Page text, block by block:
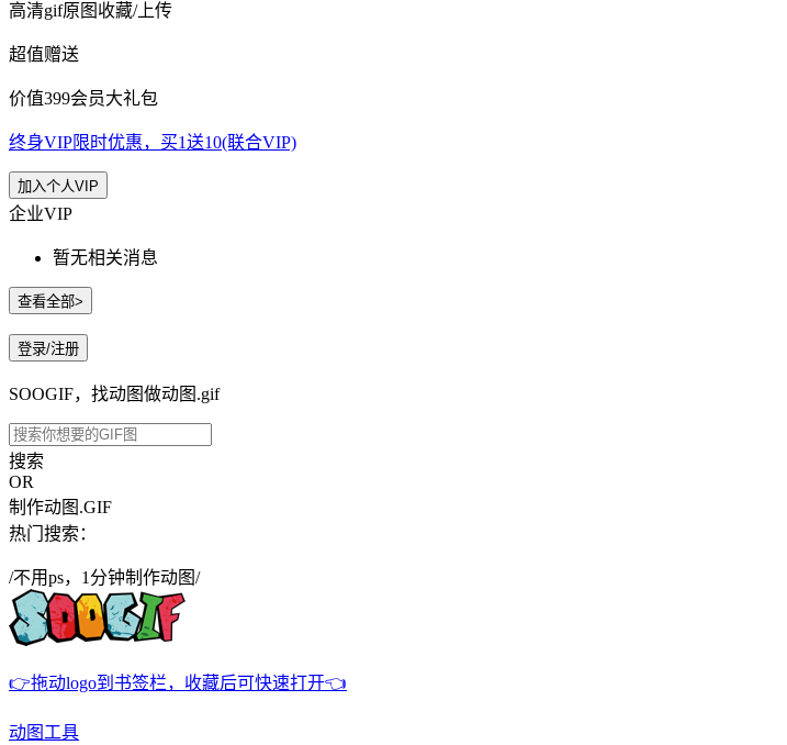
高清gif原图收藏/上传
超值赠送
价值399会员大礼包
终身VIP限时优惠，买1送10(联合VIP)
加入个人VIP
企业VIP
暂无相关消息
查看全部>
登录/注册
SOOGIF，找动图做动图.gif
搜索
OR
制作动图.GIF
热门搜索：
/不用ps，1分钟制作动图/
👉拖动logo到书签栏，收藏后可快速打开👈
动图工具